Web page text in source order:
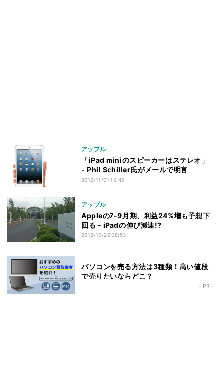
アップル
「iPad miniのスピーカーはステレオ」
- Phil Schiller氏がメールで明言
2012/11/01 15:49
アップル
Appleの7-9月期、利益24%増も予想下
回る - iPadの伸び減速!?
2012/10/26 08:53
パソコンを売る方法は3種類！高い値段
で売りたいならどこ？
- PR -